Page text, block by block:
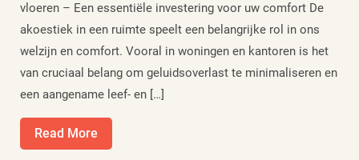
vloeren – Een essentiële investering voor uw comfort De
akoestiek in een ruimte speelt een belangrijke rol in ons
welzijn en comfort. Vooral in woningen en kantoren is het
van cruciaal belang om geluidsoverlast te minimaliseren en
een aangename leef- en […]
Read More
More